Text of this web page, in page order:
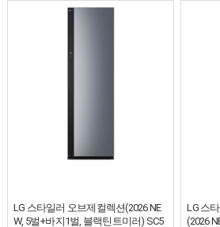
LG 스타일러 오브제컬렉션(2026 NE
W, 5벌+바지1벌, 블랙틴트미러) SC5
LG 스
(2026